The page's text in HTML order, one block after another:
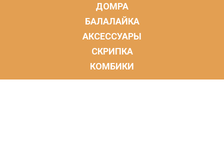
ДОМРА
БАЛАЛАЙКА
АКСЕССУАРЫ
СКРИПКА
КОМБИКИ